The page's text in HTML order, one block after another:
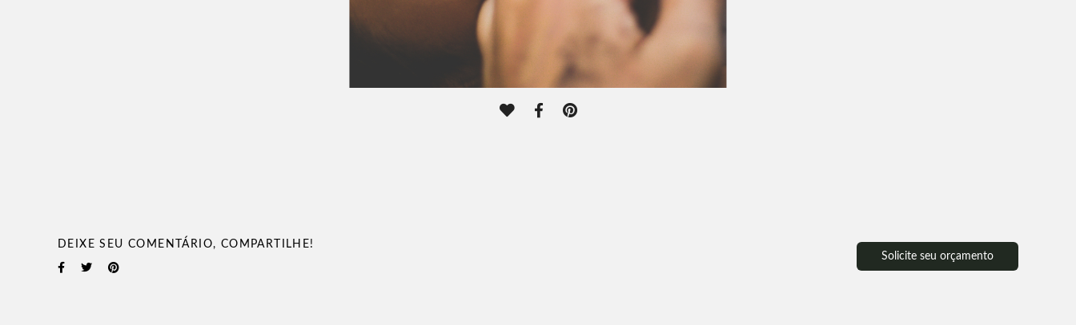
DEIXE SEU COMENTÁRIO, COMPARTILHE!
Solicite seu orçamento